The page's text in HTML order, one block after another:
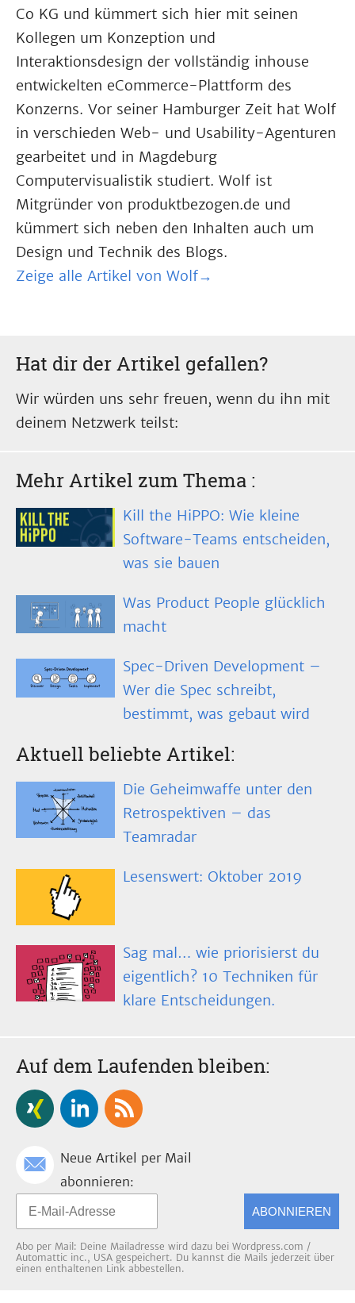
Co KG und kümmert sich hier mit seinen
Kollegen um Konzeption und
Interaktionsdesign der vollständig inhouse
entwickelten eCommerce-Plattform des
Konzerns. Vor seiner Hamburger Zeit hat Wolf
in verschieden Web- und Usability-Agenturen
gearbeitet und in Magdeburg
Computervisualistik studiert. Wolf ist
Mitgründer von produktbezogen.de und
kümmert sich neben den Inhalten auch um
Design und Technik des Blogs.
Zeige alle Artikel von Wolf→
Hat dir der Artikel gefallen?
Wir würden uns sehr freuen, wenn du ihn mit
deinem Netzwerk teilst:
Mehr Artikel zum Thema :
Kill the HiPPO: Wie kleine
Software-Teams entscheiden,
was sie bauen
Was Product People glücklich
macht
Spec-Driven Development –
Wer die Spec schreibt,
bestimmt, was gebaut wird
Aktuell beliebte Artikel:
Die Geheimwaffe unter den
Retrospektiven – das
Teamradar
Lesenswert: Oktober 2019
Sag mal… wie priorisierst du
eigentlich? 10 Techniken für
klare Entscheidungen.
Auf dem Laufenden bleiben:
Neue Artikel per Mail
abonnieren:
ABONNIEREN
Abo per Mail: Deine Mailadresse wird dazu bei Wordpress.com /
Automattic inc., USA gespeichert. Du kannst die Mails jederzeit über
einen enthaltenen Link abbestellen.